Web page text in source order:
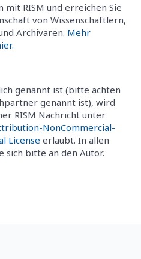
RISM und erreichen Sie
von Wissenschaftlern,
Archivaren. Mehr
genannt ist (bitte achten
genannt ist), wird
RISM Nachricht unter
NonCommercial-
License erlaubt. In allen
sich bitte an den Autor.